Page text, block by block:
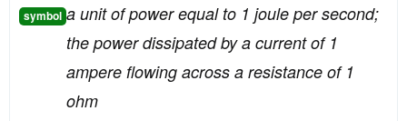
symbol a unit of power equal to 1 joule per second;
the power dissipated by a current of 1
ampere flowing across a resistance of 1
ohm